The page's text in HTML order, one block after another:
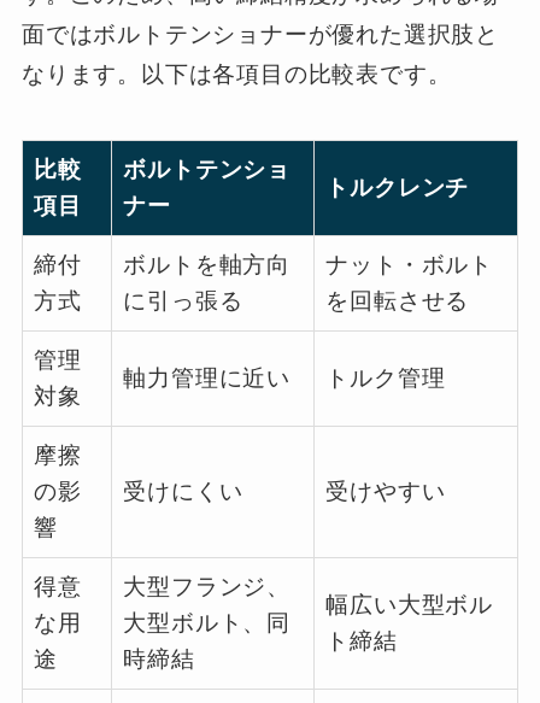
面ではボルトテンショナーが優れた選択肢と
なります。以下は各項目の比較表です。
比較
項目
ボルトテンショ
ナー
トルクレンチ
締付
方式
ボルトを軸方向
に引っ張る
ナット・ボルト
を回転させる
管理
対象
軸力管理に近い トルク管理
摩擦
の影
響
受けにくい 受けやすい
得意
な用
途
大型フランジ、
大型ボルト、同
時締結
幅広い大型ボル
ト締結